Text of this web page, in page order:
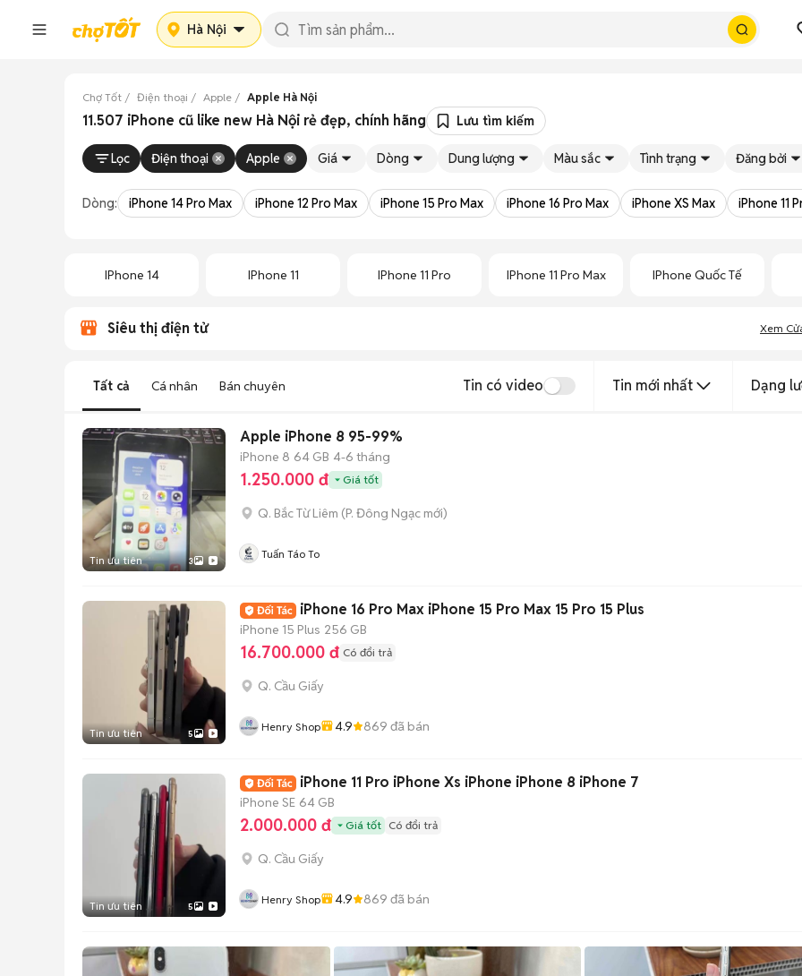
Hà Nội
Chợ Tốt Điện thoại Apple Apple Hà Nội
11.507 iPhone cũ like new Hà Nội rẻ đẹp, chính hãng Lưu tìm kiếm
Lọc Điện thoại Apple Giá Dòng Dung lượng Màu sắc Tình trạng Đăng bởi
Dòng: iPhone 14 Pro Max iPhone 12 Pro Max iPhone 15 Pro Max iPhone 16 Pro Max iPhone XS Max iPhone 11
IPhone 14 IPhone 11 IPhone 11 Pro IPhone 11 Pro Max IPhone Quốc Tế
Siêu thị điện tử Xem
Tất cả Cá nhân Bán chuyên Tin có video Tin mới nhất Dạng
Tin ưu tiên 3
Apple iPhone 8 95-99%
iPhone 8 64 GB 4-6 tháng
1.250.000 đ Giá tốt
Q. Bắc Từ Liêm (P. Đông Ngạc mới)
Tuấn Táo To
Tin ưu tiên 5
iPhone 16 Pro Max iPhone 15 Pro Max 15 Pro 15 Plus
iPhone 15 Plus 256 GB
16.700.000 đ Có đổi trả
Q. Cầu Giấy
Henry Shop 4.9 869 đã bán
Tin ưu tiên 5
iPhone 11 Pro iPhone Xs iPhone iPhone 8 iPhone 7
iPhone SE 64 GB
2.000.000 đ Giá tốt Có đổi trả
Q. Cầu Giấy
Henry Shop 4.9 869 đã bán